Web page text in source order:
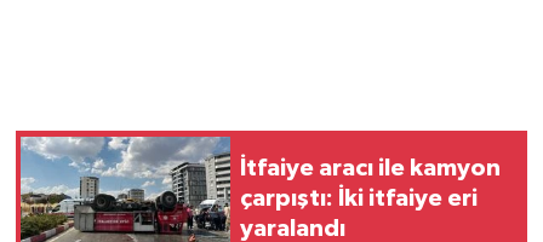
İtfaiye aracı ile kamyon
çarpıştı: İki itfaiye eri
yaralandı